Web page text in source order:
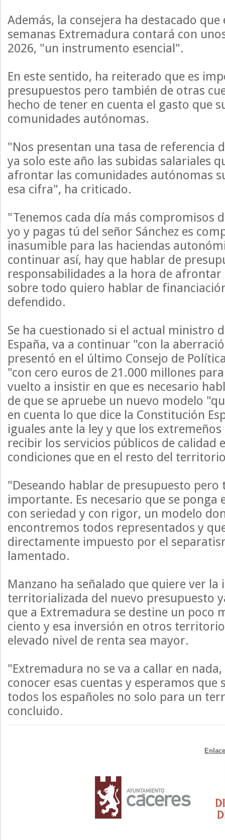
Además, la consejera ha destacado que
semanas Extremadura contará con
2026, "un instrumento esencial".
En este sentido, ha reiterado que es
presupuestos pero también de otras
hecho de tener en cuenta el gasto que
comunidades autónomas.
"Nos presentan una tasa de referencia
ya solo este año las subidas salariales
afrontar las comunidades autónomas
esa cifra", ha criticado.
"Tenemos cada día más compromisos
yo y pagas tú del señor Sánchez es
inasumible para las haciendas
continuar así, hay que hablar de
responsabilidades a la hora de
sobre todo quiero hablar de
defendido.
Se ha cuestionado si el actual ministro
España, va a continuar "con la
presentó en el último Consejo de
"con cero euros de 21.000 millones
vuelto a insistir en que es necesario
de que se apruebe un nuevo modelo
en cuenta lo que dice la Constitución
iguales ante la ley y que los
recibir los servicios públicos de calidad
condiciones que en el resto del
"Deseando hablar de presupuesto pero
importante. Es necesario que se ponga
con seriedad y con rigor, un modelo
encontremos todos representados y
directamente impuesto por el
lamentado.
Manzano ha señalado que quiere ver la
territorializada del nuevo presupuesto
que a Extremadura se destine un poco
ciento y esa inversión en otros
elevado nivel de renta sea mayor.
"Extremadura no se va a callar en
conocer esas cuentas y esperamos que
todos los españoles no solo para un
concluido.